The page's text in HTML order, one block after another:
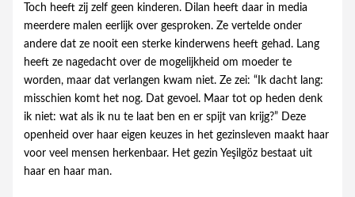
Toch heeft zij zelf geen kinderen. Dilan heeft daar in media
meerdere malen eerlijk over gesproken. Ze vertelde onder
andere dat ze nooit een sterke kinderwens heeft gehad. Lang
heeft ze nagedacht over de mogelijkheid om moeder te
worden, maar dat verlangen kwam niet. Ze zei: “Ik dacht lang:
misschien komt het nog. Dat gevoel. Maar tot op heden denk
ik niet: wat als ik nu te laat ben en er spijt van krijg?” Deze
openheid over haar eigen keuzes in het gezinsleven maakt haar
voor veel mensen herkenbaar. Het gezin Yeşilgöz bestaat uit
haar en haar man.